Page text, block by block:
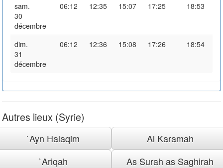
sam.
30
décembre
06:12 12:35 15:07 17:25 18:53
dim.
31
décembre
06:12 12:36 15:08 17:26 18:54
Autres lieux (Syrie)
`Ayn Halaqim
Al Karamah
`Ariqah
As Surah as Saghirah